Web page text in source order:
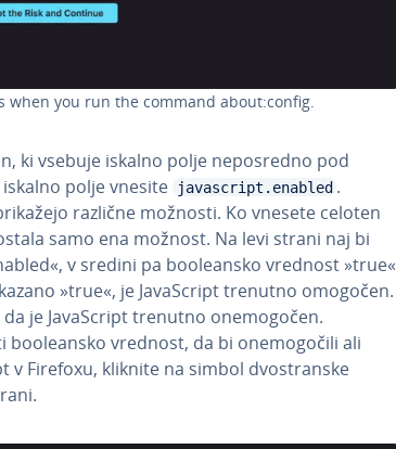
when you run the command about:config.
ki vsebuje iskalno polje ne­po­sre­dno pod
polje vnesite
javascript.enabled .
različne možnosti. Ko vnesete celoten
samo ena možnost. Na levi strani naj bi
v sredini pa boo­le­an­sko vrednost »true«
»true«, je Ja­va­Script trenutno omogočen.
da je Ja­va­Script trenutno one­mo­go­čen.
boo­le­an­sko vrednost, da bi one­mo­go­či­li ali
v Firefoxu, kliknite na simbol dvo­stran­ske